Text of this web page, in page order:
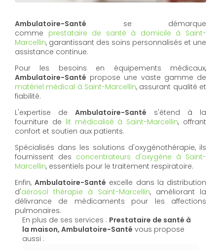
Ambulatoire-Santé se démarque
comme prestataire de santé à domicile à Saint-
Marcellin, garantissant des soins personnalisés et une
assistance continue.
Pour les besoins en équipements médicaux,
Ambulatoire-Santé propose une vaste gamme de
matériel médical à Saint-Marcellin, assurant qualité et
fiabilité.
L'expertise de Ambulatoire-Santé s'étend à la
fourniture de lit médicalisé à Saint-Marcellin, offrant
confort et soutien aux patients.
Spécialisés dans les solutions d'oxygénothérapie, ils
fournissent des concentrateurs d'oxygène à Saint-
Marcellin, essentiels pour le traitement respiratoire.
Enfin,Ambulatoire-Santé excelle dans la distribution
d'aérosol thérapie à Saint-Marcellin, améliorant la
délivrance de médicaments pour les affections
pulmonaires.
En plus de ses services : Prestataire de santé à
la maison, Ambulatoire-Santé vous propose
aussi :